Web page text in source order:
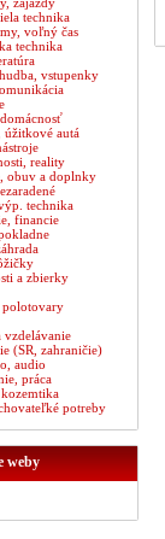
technika
voľný čas
technika
vstupenky
úžitkové autá
reality
obuv a doplnky
technika
financie
a zbierky
vzdelávanie
(SR, zahraničie)
audio
práca
potreby
weby